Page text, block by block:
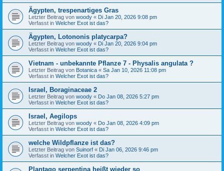
Ägypten, trespenartiges Gras
Letzter Beitrag von woody « Di Jan 20, 2026 9:08 pm
Verfasst in Welcher Exot ist das?
Ägypten, Lotononis platycarpa?
Letzter Beitrag von woody « Di Jan 20, 2026 9:04 pm
Verfasst in Welcher Exot ist das?
Vietnam - unbekannte Pflanze 7 - Physalis angulata ?
Letzter Beitrag von Botanica « Sa Jan 10, 2026 11:08 pm
Verfasst in Welcher Exot ist das?
Israel, Boraginaceae 2
Letzter Beitrag von woody « Do Jan 08, 2026 5:27 pm
Verfasst in Welcher Exot ist das?
Israel, Aegilops
Letzter Beitrag von woody « Do Jan 08, 2026 4:09 pm
Verfasst in Welcher Exot ist das?
welche Wildpflanze ist das?
Letzter Beitrag von Suinorf « Di Jan 06, 2026 9:46 pm
Verfasst in Welcher Exot ist das?
Plantago serpentina heißt wieder so